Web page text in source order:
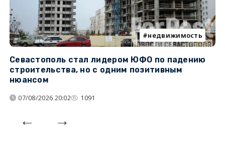
недвижимость
Севастополь стал лидером ЮФО по падению
строительства, но с одним позитивным
нюансом
07/08/2026 20:02 1091